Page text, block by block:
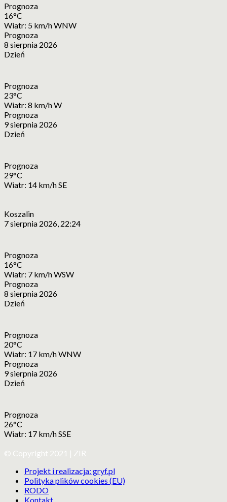
Prognoza
16°C
Wiatr: 5 km/h WNW
Prognoza
8 sierpnia 2026
Dzień
Prognoza
23°C
Wiatr: 8 km/h W
Prognoza
9 sierpnia 2026
Dzień
Prognoza
29°C
Wiatr: 14 km/h SE
Koszalin
7 sierpnia 2026, 22:24
Prognoza
16°C
Wiatr: 7 km/h WSW
Prognoza
8 sierpnia 2026
Dzień
Prognoza
20°C
Wiatr: 17 km/h WNW
Prognoza
9 sierpnia 2026
Dzień
Prognoza
26°C
Wiatr: 17 km/h SSE
© Copyright 2021 | ZIR
Projekt i realizacja: gryf.pl
Polityka plików cookies (EU)
RODO
Kontakt